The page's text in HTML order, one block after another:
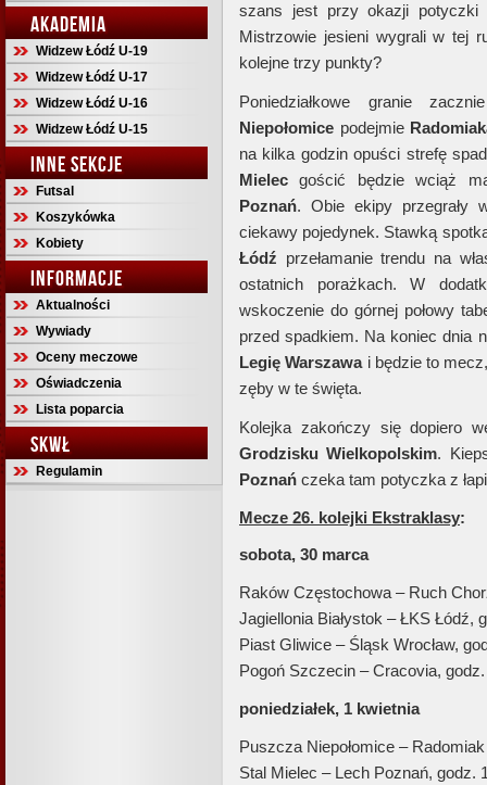
AKADEMIA
Widzew Łódź U-19
Widzew Łódź U-17
Widzew Łódź U-16
Widzew Łódź U-15
INNE SEKCJE
Futsal
Koszykówka
Kobiety
INFORMACJE
Aktualności
Wywiady
Oceny meczowe
Oświadczenia
Lista poparcia
SKWŁ
Regulamin
szans jest przy okazji potyczki
Mistrzowie jesieni wygrali w tej
kolejne trzy punkty?
Poniedziałkowe granie
Niepołomice podejmie
na kilka godzin opuści strefę
Mielec gościć będzie wciąż
Poznań. Obie ekipy przegrały
ciekawy pojedynek. Stawką
Łódź przełamanie trendu na
ostatnich porażkach. W
wskoczenie do górnej połowy
przed spadkiem. Na koniec dnia
Legię Warszawai będzie to
zęby w te święta.
Kolejka zakończy się dopiero
Grodzisku Wielkopolskim.
Poznań czeka tam potyczka z
Mecze 26. kolejki Ekstraklasy:
sobota, 30 marca
Raków Częstochowa – Ruch
Jagiellonia Białystok – ŁKS Łódź,
Piast Gliwice – Śląsk Wrocław,
Pogoń Szczecin – Cracovia,
poniedziałek, 1 kwietnia
Puszcza Niepołomice –
Stal Mielec – Lech Poznań, godz.